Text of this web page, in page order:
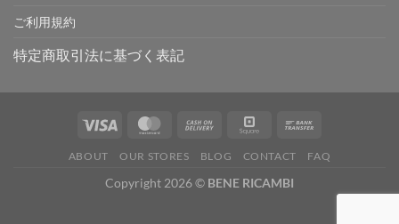
ご利用規約
特定商取引法に基づく表記
ABOUT OUR STORES BLOG CONTACT FAQ
Copyright 2026 © BENE RICAMBI